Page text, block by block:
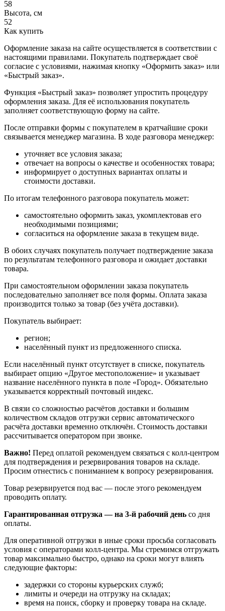
58
Высота, см
52
Как купить
Оформление заказа на сайте осуществляется в соответствии с
настоящими правилами. Покупатель подтверждает своё
согласие с условиями, нажимая кнопку «Оформить заказ» или
«Быстрый заказ».
Функция «Быстрый заказ» позволяет упростить процедуру
оформления заказа. Для её использования покупатель
заполняет соответствующую форму на сайте.
После отправки формы с покупателем в кратчайшие сроки
связывается менеджер магазина. В ходе разговора менеджер:
уточняет все условия заказа;
отвечает на вопросы о качестве и особенностях товара;
информирует о доступных вариантах оплаты и
стоимости доставки.
По итогам телефонного разговора покупатель может:
самостоятельно оформить заказ, укомплектовав его
необходимыми позициями;
согласиться на оформление заказа в текущем виде.
В обоих случаях покупатель получает подтверждение заказа
по результатам телефонного разговора и ожидает доставки
товара.
При самостоятельном оформлении заказа покупатель
последовательно заполняет все поля формы. Оплата заказа
производится только за товар (без учёта доставки).
Покупатель выбирает:
регион;
населённый пункт из предложенного списка.
Если населённый пункт отсутствует в списке, покупатель
выбирает опцию «Другое местоположение» и указывает
название населённого пункта в поле «Город». Обязательно
указывается корректный почтовый индекс.
В связи со сложностью расчётов доставки и большим
количеством складов отгрузки сервис автоматического
расчёта доставки временно отключён. Стоимость доставки
рассчитывается оператором при звонке.
Важно! Перед оплатой рекомендуем связаться с колл‑центром
для подтверждения и резервирования товаров на складе.
Просим отнестись с пониманием к вопросу резервирования.
Товар резервируется под вас — после этого рекомендуем
проводить оплату.
Гарантированная отгрузка — на 3‑й рабочий день со дня
оплаты.
Для оперативной отгрузки в иные сроки просьба согласовать
условия с операторами колл‑центра. Мы стремимся отгружать
товар максимально быстро, однако на сроки могут влиять
следующие факторы:
задержки со стороны курьерских служб;
лимиты и очереди на отгрузку на складах;
время на поиск, сборку и проверку товара на складе.